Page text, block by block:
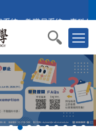
系統 教職員系統 臺科公